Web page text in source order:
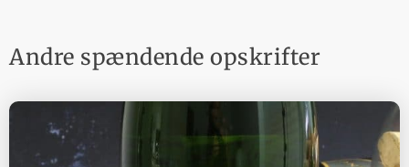
Andre spændende opskrifter